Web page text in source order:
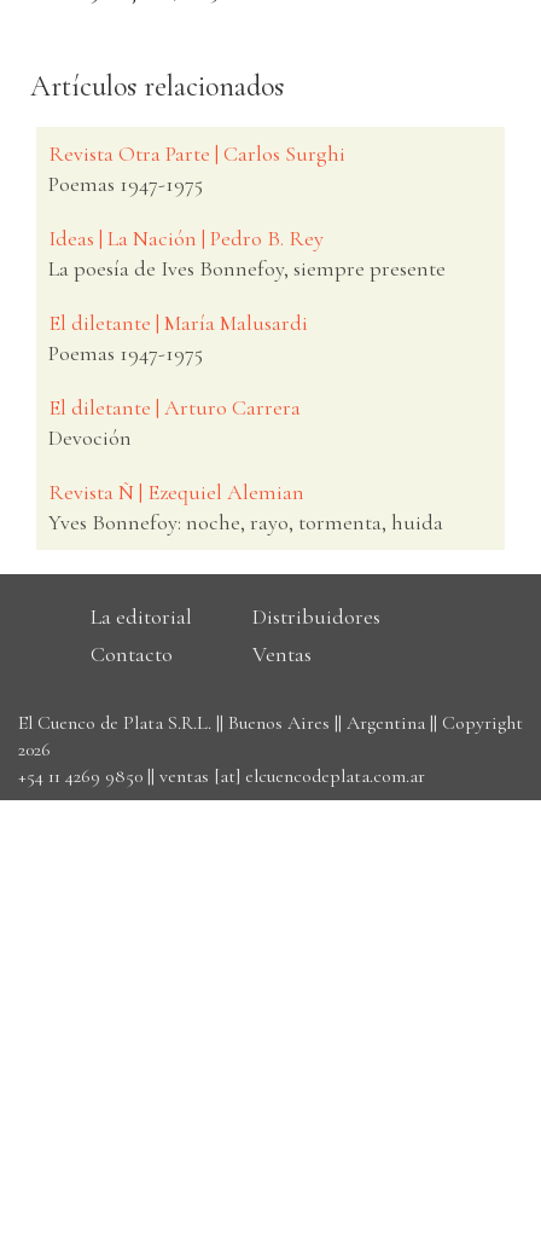
Artículos relacionados
Revista Otra Parte | Carlos Surghi
Poemas 1947-1975
Ideas | La Nación | Pedro B. Rey
La poesía de Ives Bonnefoy, siempre presente
El diletante | María Malusardi
Poemas 1947-1975
El diletante | Arturo Carrera
Devoción
Revista Ñ | Ezequiel Alemian
Yves Bonnefoy: noche, rayo, tormenta, huida
La editorial
Distribuidores
Contacto
Ventas
El Cuenco de Plata S.R.L. || Buenos Aires || Argentina || Copyright
2026
+54 11 4269 9850 || ventas [at] elcuencodeplata.com.ar